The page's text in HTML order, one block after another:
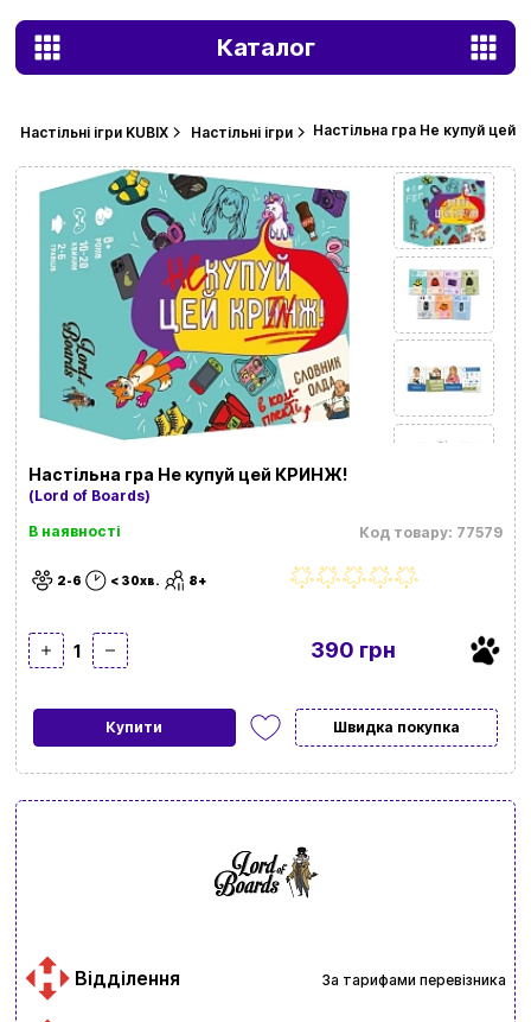
Каталог
Настільні ігри KUBIX Настільні ігри Настільна гра Не купуй цей
Настільна гра Не купуй цей КРИНЖ!
(Lord of Boards)
Код товару: 77579
В наявності
2-6 < 30хв. 8+
390 грн
1
Купити Швидка покупка
Відділення За тарифами перевізника